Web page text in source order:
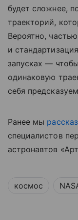
будет сложнее,
траекторий,
Вероятно,
и
запусках —
одинаковую
себя
Ранее мы
специалистов
астронавтов
космос